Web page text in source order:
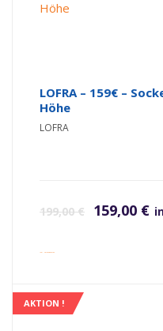
LOFRA – 159€ –
Höhe
LOFRA
199,00€ 159,00 €
inkl. Versandkosten
AKTION !